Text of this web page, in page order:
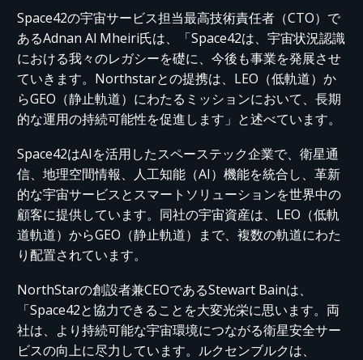
Space42の宇宙サービス担当最高技術責任者（CTO）で
あるAdnan Al Mheiri氏は、「Space42は、宇宙状況認識
における我々のレガシーを礎に、今後も事業を発展させ
ていきます。Northstarとの提携は、LEO（低軌道） か
らGEO（静止軌道） にわたる ミッションにおいて、長期
的な運用の持続可能性を促進します」と述べています。
Space42はAIを活用したスペーステック企業で、 衛星通
信、地理空間情報、人工知能（AI）機能を統合し、革新
的な宇宙サービスとスマートソリューションを世界中の
顧客に提供しています。同社の宇宙資産は、LEO（低軌
道軌道）からGEO（静止軌道）まで、複数の軌道にわた
り配置されています。
NorthStarの創設者兼CEOであるStewart Bainは、
「Space42と協力できることを大変光栄に思います。両
社は、より持続可能な宇宙環境につながる衛星安全サー
ビスの向上に尽力しています。ルクセンブルクは、